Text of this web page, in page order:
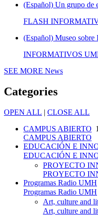
(Español) Un grupo de
FLASH
(Español) Museo sobre
INFORMATIVOS
SEE MORE News
Categories
OPEN ALL | CLOSE ALL
CAMPUS ABIERTO 1
CAMPUS ABIERTO
EDUCACIÓN E
EDUCACIÓN E
PROYECTO
PROYECTO
Programas Radio UMH
Programas Radio UMH
Art, culture and
Art, culture and